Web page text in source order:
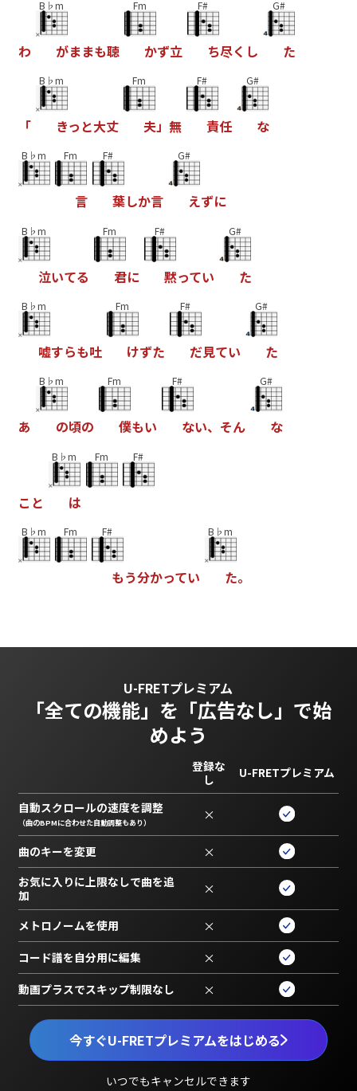
わ
B♭m
がままも聴
Fm
かず立
F#
ち尽く し
G#
た
「
B♭m
きっ と大丈
Fm
夫」 無
F#
責任
G#
な
B♭m Fm
言
F#
葉しか言
G#
えずに
B♭m
泣いてる
Fm
君に
F#
黙ってい
G#
た
B♭m
嘘すらも吐
Fm
けずた
F#
だ見てい
G#
た
あ
B♭m
の頃の
Fm
僕もい
F#
ない、 そん
G#
な
こ と
B♭m
は
Fm F#
B♭m Fm F#
もう分かってい
B♭m
た。
U-FRETプレミアム
「全ての機能」を 「広告なし」で始
めよう
今すぐU-FRETプレミアムをはじめる
いつでもキャンセルできます
登録な
し
U-FRETプレミアム
自動スクロールの速度を調整
（曲のBPMに合わせた自動調整もあり） ×
曲のキーを変更 ×
お気に入りに上限なしで曲を追
加
×
メトロノームを使用 ×
コード譜を自分用に編集 ×
動画プラスでスキップ制限なし ×